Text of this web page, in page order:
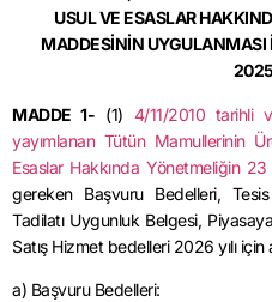
USUL VE ESASLAR
MADDESİNİN UYGULANMASI
MADDE 1- (1) 4/11/2010 tarihli
yayımlanan Tütün Mamullerinin
Esaslar Hakkında Yönetmeliğin
gereken Başvuru Bedelleri,
Tadilatı Uygunluk Belgesi,
Satış Hizmet bedelleri 2026 yılı
a) Başvuru Bedelleri: